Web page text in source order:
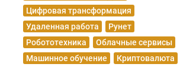
Цифровая трансформация
Удаленная работа
Рунет
Робототехника
Облачные сервисы
Машинное обучение
Криптовалюта